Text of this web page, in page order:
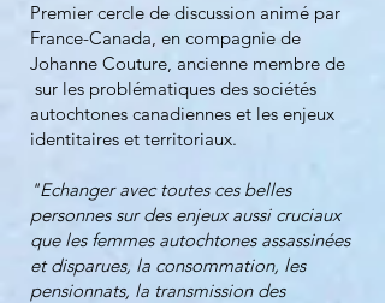
Premier cercle de discussion animé par
France-Canada, en compagnie de
Johanne Couture, ancienne membre de
sur les problématiques des sociétés
autochtones canadiennes et les enjeux
identitaires et territoriaux.
"Echanger avec toutes ces belles
personnes sur des enjeux aussi cruciaux
que les femmes autochtones assassinées
et disparues, la consommation, les
pensionnats, la transmission des